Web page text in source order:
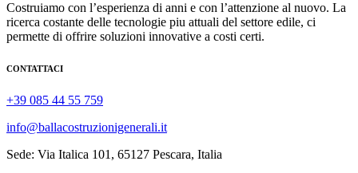
Costruiamo con l’esperienza di anni e con l’attenzione al nuovo. La
ricerca costante delle tecnologie piu attuali del settore edile, ci
permette di offrire soluzioni innovative a costi certi.
CONTATTACI
+39 085 44 55 759
info@ballacostruzionigenerali.it
Sede: Via Italica 101, 65127 Pescara, Italia